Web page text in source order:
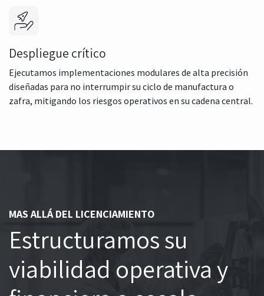
Despliegue crítico
Ejecutamos implementaciones modulares de alta precisión
diseñadas para no interrumpir su ciclo de manufactura o
zafra, mitigando los riesgos operativos en su cadena central.
MAS ALLÁ DEL LICENCIAMIENTO
Estructuramos su
viabilidad operativa y